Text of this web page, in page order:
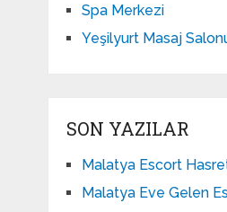
Spa Merkezi
Yeşilyurt Masaj
SON YAZILAR
Malatya Escort
Malatya Eve Gelen